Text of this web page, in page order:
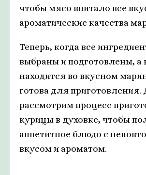
чтобы мясо впитало все
ароматические качества
Теперь, когда все
выбраны и подготовлены, а
находится во вкусном
готова для
рассмотрим процесс
курицы в духовке, чтобы
аппетитное блюдо с
вкусом и ароматом.